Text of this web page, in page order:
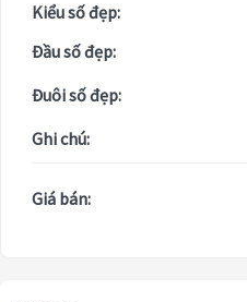
Kiểu số đẹp:
Đầu số đẹp:
Đuôi số đẹp:
Ghi chú:
Giá bán: